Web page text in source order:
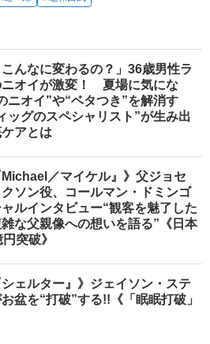
こんなに変わるの？」36歳男性ラ
ニオイが激変！ 夏場に気にな
ニオイ”や“ベタつき”を解消す
ッグのスペシャリスト”が生み出
アとは
Michael／マイケル』》父ジョセ
ソン役、コールマン・ドミンゴ
ルインタビュー“観客を魅了した
な父親像への想いを語る”《日本
突破》
シェルター』》ジェイソン・ステ
盆を“打破”する!!《「眠眠打破」